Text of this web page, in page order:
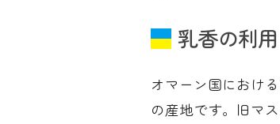
乳香の利用
オマーン国におけ
の産地です。旧マ